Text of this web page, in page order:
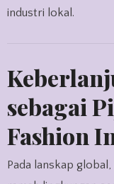
industri lokal.
sebagai
Fashion
Pada lanskap